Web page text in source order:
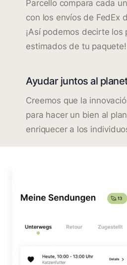
Parcello compara cada
con los envíos de FedEx
¡Así podemos decirte los
estimados de tu paquete!
Ayudar juntos al
Creemos que la
para hacer un bien al
enriquecer a los